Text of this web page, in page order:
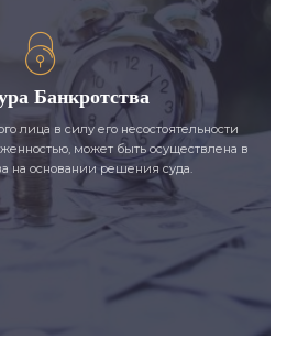
Банкротства
лица в силу его несостоятельности
может быть осуществлена в
на основании решения суда.